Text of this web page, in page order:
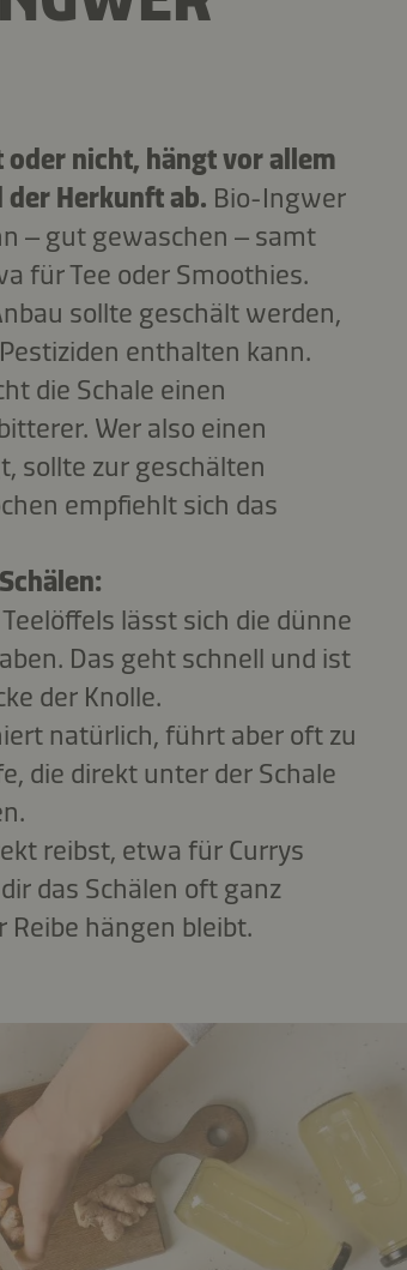
nicht, hängt vor allem
Herkunft ab. Bio-Ingwer
– gut gewaschen – samt
für Tee oder Smoothies.
sollte geschält werden,
enthalten kann.
die Schale einen
Wer also einen
sollte zur geschälten
empfiehlt sich das
lässt sich die dünne
Das geht schnell und ist
der Knolle.
natürlich, führt aber oft zu
die direkt unter der Schale
reibst, etwa für Currys
das Schälen oft ganz
Reibe hängen bleibt.